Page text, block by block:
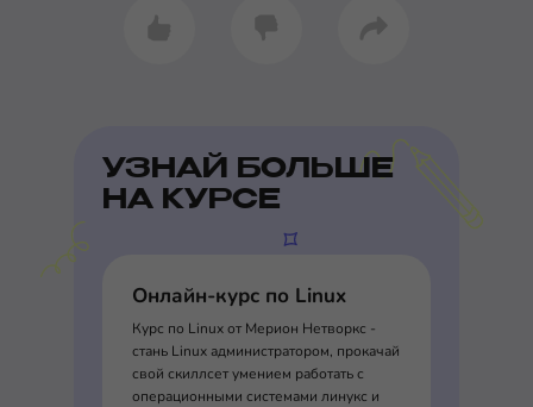
УЗНАЙ БОЛЬШЕ
НА КУРСЕ
Онлайн-курс по Linux
Курс по Linux от Мерион Нетворкс -
стань Linux администратором, прокачай
свой скиллсет умением работать с
операционными системами линукс и